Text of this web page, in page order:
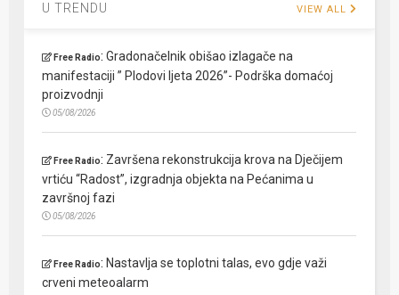
U TRENDU VIEW ALL
Free Radio:Gradonačelnik obišao izlagače na
manifestaciji ” Plodovi ljeta 2026”- Podrška domaćoj
proizvodnji
05/08/2026
Free Radio: Završena rekonstrukcija krova na Dječijem
vrtiću “Radost”, izgradnja objekta na Pećanima u
završnoj fazi
05/08/2026
Free Radio: Nastavlja se toplotni talas, evo gdje važi
crveni meteoalarm